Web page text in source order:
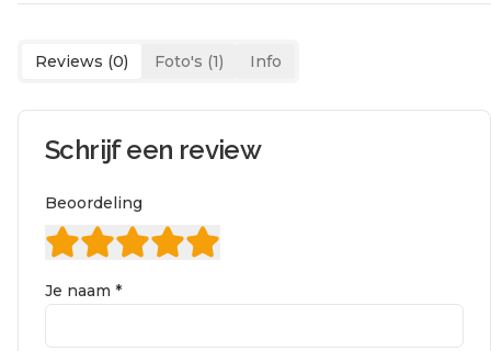
Reviews (0) Foto's (1) Info
Schrijf een review
Beoordeling
Je naam *